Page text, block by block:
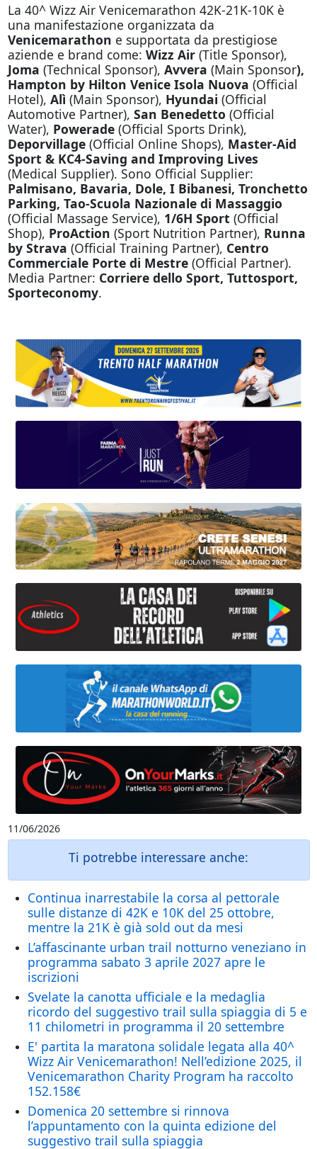
La 40^ Wizz Air Venicemarathon 42K-21K-10K è
una manifestazione organizzata da
Venicemarathon e supportata da prestigiose
aziende e brand come: Wizz Air(Title Sponsor),
Joma (Technical Sponsor), Avvera (Main Sponsor),
Hampton by Hilton Venice Isola Nuova (Official
Hotel), Alì(Main Sponsor), Hyundai (Official
Automotive Partner), San Benedetto (Official
Water), Powerade(Official Sports Drink),
Deporvillage (Official Online Shops), Master-Aid
Sport & KC4-Saving and Improving Lives
(Medical Supplier). Sono Official Supplier:
Palmisano, Bavaria, Dole, I Bibanesi, Tronchetto
Parking, Tao-Scuola Nazionale di Massaggio
(Official Massage Service), 1/6H Sport (Official
Shop), ProAction (Sport Nutrition Partner), Runna
by Strava (Official Training Partner), Centro
Commerciale Porte di Mestre (Official Partner).
Media Partner: Corriere dello Sport, Tuttosport,
Sporteconomy.
11/06/2026
Ti potrebbe interessare anche:
Continua inarrestabile la corsa al pettorale
sulle distanze di 42K e 10K del 25 ottobre,
mentre la 21K è già sold out da mesi
L’affascinante urban trail notturno veneziano in
programma sabato 3 aprile 2027 apre le
iscrizioni
Svelate la canotta ufficiale e la medaglia
ricordo del suggestivo trail sulla spiaggia di 5 e
11 chilometri in programma il 20 settembre
E' partita la maratona solidale legata alla 40^
Wizz Air Venicemarathon! Nell’edizione 2025, il
Venicemarathon Charity Program ha raccolto
152.158€
Domenica 20 settembre si rinnova
l’appuntamento con la quinta edizione del
suggestivo trail sulla spiaggia